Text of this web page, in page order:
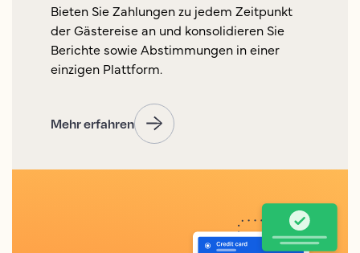
Bieten Sie Zahlungen zu jedem Zeitpunkt
der Gästereise an und konsolidieren Sie
Berichte sowie Abstimmungen in einer
einzigen Plattform.
Mehr erfahren